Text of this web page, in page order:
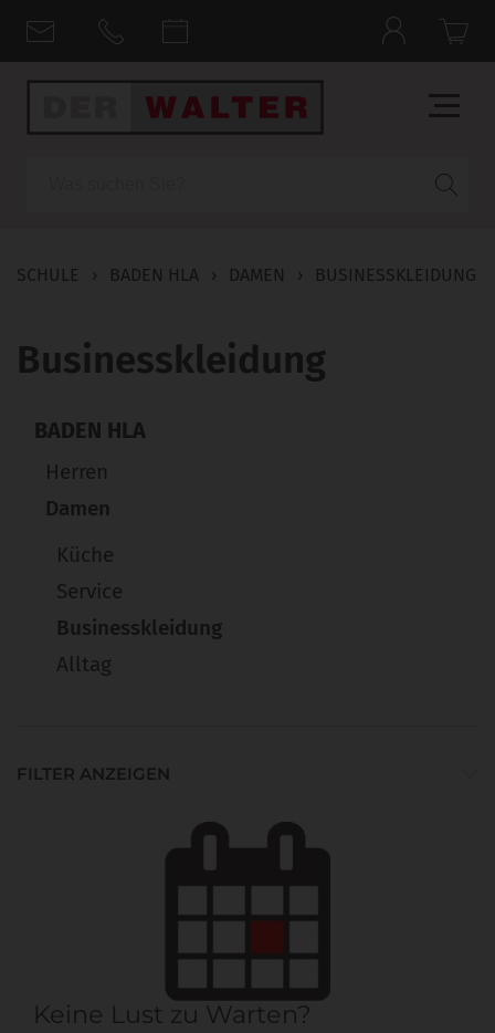
SCHULE › BADEN HLA › DAMEN › BUSINESSKLEIDUNG
Businesskleidung
BADEN HLA
Herren
Damen
Küche
Service
Businesskleidung
Alltag
FILTER ANZEIGEN
Keine Lust zu Warten?